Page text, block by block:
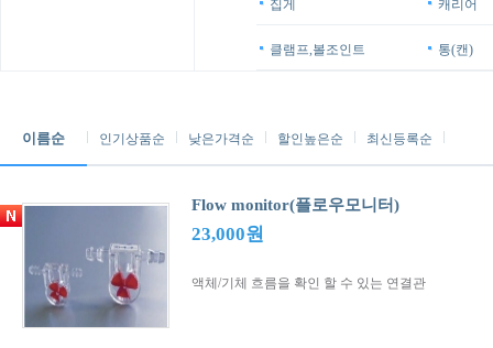
집게 캐리어
클램프,볼조인트 통(캔)
이름순 인기상품순 낮은가격순 할인높은순 최신등록순
Flow monitor(플로우모니터)
23,000원
액체/기체 흐름을 확인 할 수 있는 연결관